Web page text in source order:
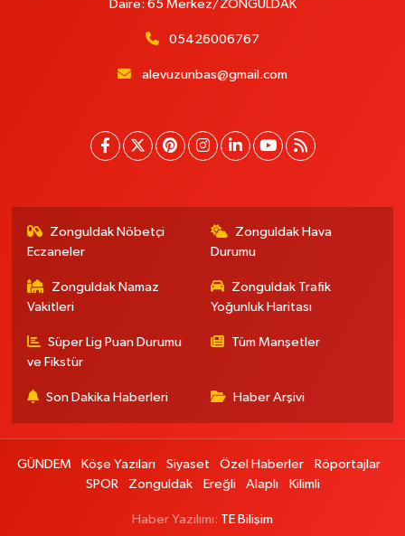
Daire: 65 Merkez/ZONGULDAK
05426006767
alevuzunbas@gmail.com
Zonguldak Nöbetçi
Eczaneler
Zonguldak Hava
Durumu
Zonguldak Namaz
Vakitleri
Zonguldak Trafik
Yoğunluk Haritası
Süper Lig Puan Durumu
ve Fikstür
Tüm Manşetler
Son Dakika Haberleri Haber Arşivi
GÜNDEM Köşe Yazıları Siyaset Özel Haberler
Röportajlar
SPOR
Zonguldak Ereğli Alaplı Kilimli
Haber Yazılımı: TE Bilişim